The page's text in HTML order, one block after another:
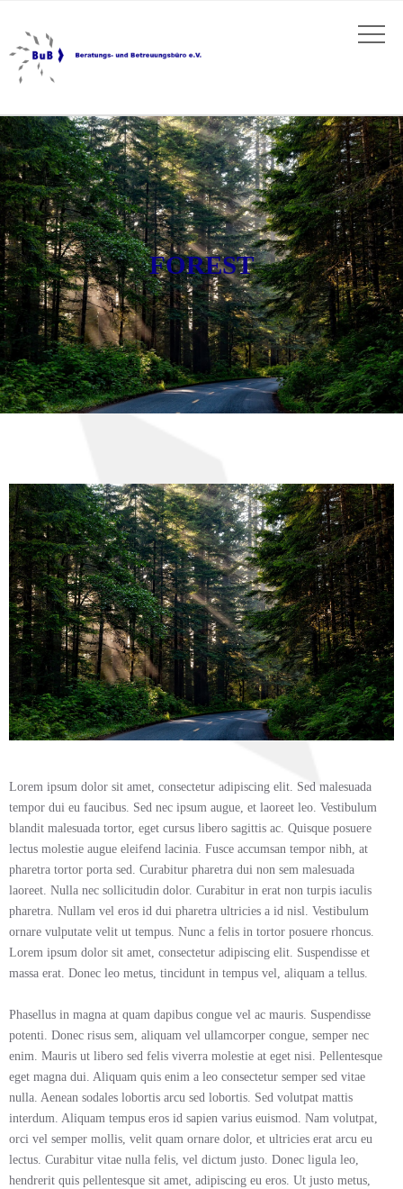
FOREST
Lorem ipsum dolor sit amet, consectetur adipiscing elit. Sed malesuada
tempor dui eu faucibus. Sed nec ipsum augue, et laoreet leo. Vestibulum
blandit malesuada tortor, eget cursus libero sagittis ac. Quisque posuere
lectus molestie augue eleifend lacinia. Fusce accumsan tempor nibh, at
pharetra tortor porta sed. Curabitur pharetra dui non sem malesuada
laoreet. Nulla nec sollicitudin dolor. Curabitur in erat non turpis iaculis
pharetra. Nullam vel eros id dui pharetra ultricies a id nisl. Vestibulum
ornare vulputate velit ut tempus. Nunc a felis in tortor posuere rhoncus.
Lorem ipsum dolor sit amet, consectetur adipiscing elit. Suspendisse et
massa erat. Donec leo metus, tincidunt in tempus vel, aliquam a tellus.
Phasellus in magna at quam dapibus congue vel ac mauris. Suspendisse
potenti. Donec risus sem, aliquam vel ullamcorper congue, semper nec
enim. Mauris ut libero sed felis viverra molestie at eget nisi. Pellentesque
eget magna dui. Aliquam quis enim a leo consectetur semper sed vitae
nulla. Aenean sodales lobortis arcu sed lobortis. Sed volutpat mattis
interdum. Aliquam tempus eros id sapien varius euismod. Nam volutpat,
orci vel semper mollis, velit quam ornare dolor, et ultricies erat arcu eu
lectus. Curabitur vitae nulla felis, vel dictum justo. Donec ligula leo,
hendrerit quis pellentesque sit amet, adipiscing eu eros. Ut justo metus,